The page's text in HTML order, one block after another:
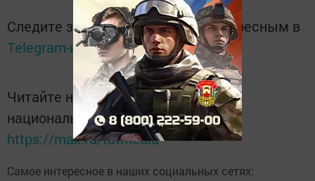
Следите за самым важным и интересным в
Telegram-каналеТатмедиа
Читайте новости Татарстана в
национальном мессенджере MАХ:
https://max.ru/tatmedia
Самое интересное в наших социальных сетях: